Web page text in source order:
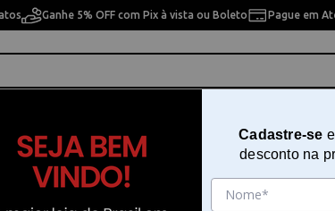
Ganhe 5% OFF com Pix à vista ou Boleto Pague em
Pintura
- 0390673
Cadastre-se
desconto na